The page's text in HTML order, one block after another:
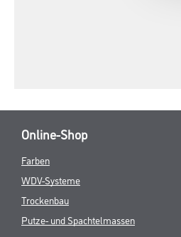
Online-Shop
Farben
WDV-Systeme
Trockenbau
Putze- und Spachtelmassen